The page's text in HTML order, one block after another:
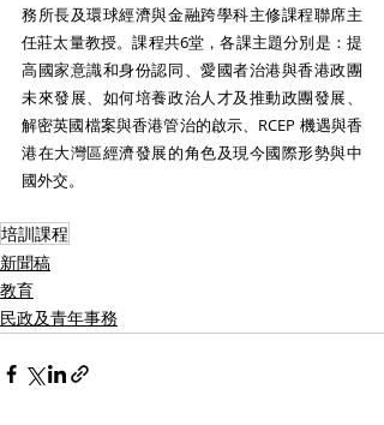
務所長及環球經濟與金融跨學科主修課程聯席主
任莊太量教授。課程共6堂，各課主題分別是：提
高國家意識和身份認同、愛國者治港與香港政團
未來發展、如何培養政治人才及推動政團發展、
解密英國檔案與香港管治的啟示、RCEP 機遇與香
港在大灣區經濟發展的角色及現今國際形勢與中
國外交。
培訓課程
新聞稿
教育
民政及青年事務